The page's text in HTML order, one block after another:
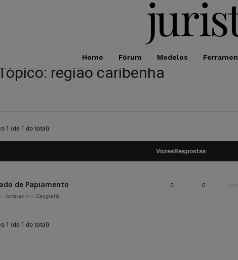
Home Fórum Modelos
região caribenha
1 (de 1 do total)
VozesRespostas
de Papiamento
Juristas em: Geografia
0 0 2
1 (de 1 do total)